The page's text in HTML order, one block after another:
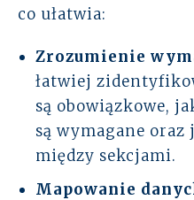
co ułatwia:
Zrozumienie
łatwiej
są obowiązkowe,
są wymagane
między sekcjami.
Mapowanie